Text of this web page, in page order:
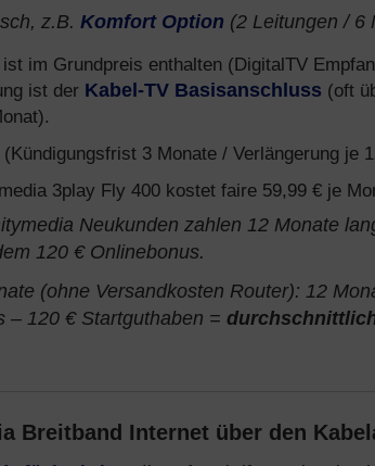
z.B. Komfort Option (2 Leitungen / 6
im Grundpreis enthalten (DigitalTV
ist der Kabel-TV Basisanschluss (oft
3 Monate / Verlängerung je
3play Fly 400 kostet faire 59,99 € je
Neukunden zahlen 12 Monate
120 € Onlinebonus.
(ohne Versandkosten Router): 12
– 120 € Startguthaben =
Breitband Internet über den